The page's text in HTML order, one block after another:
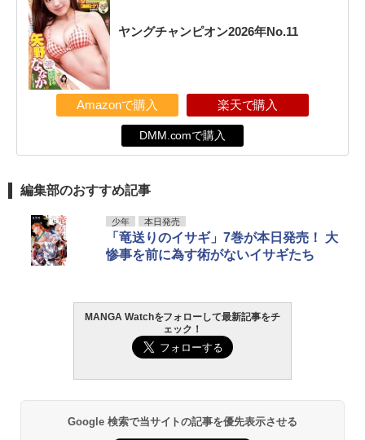
ヤングチャンピオン2026年No.11
Amazonで購入 楽天で購入
DMM.comで購入
編集部のおすすめ記事
少年 本日発売
「竜送りのイサギ」7巻が本日発売！ 大
惨事を前に為す術がないイサギたち
MANGA Watchをフォローして最新記事をチ
ェック！
Google 検索で当サイトの記事を優先表示させる